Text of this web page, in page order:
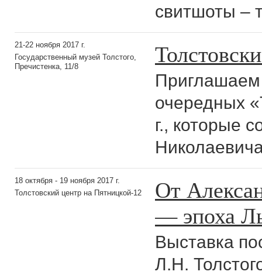
свитшоты –
21-22 ноября 2017 г.
Государственный музей Толстого,
Пречистенка, 11/8
очередных
г., которые
18 октября - 19 ноября 2017 г.
Толстовский центр на Пятницкой-12
От
— эпоха
Выставка
Л.Н.